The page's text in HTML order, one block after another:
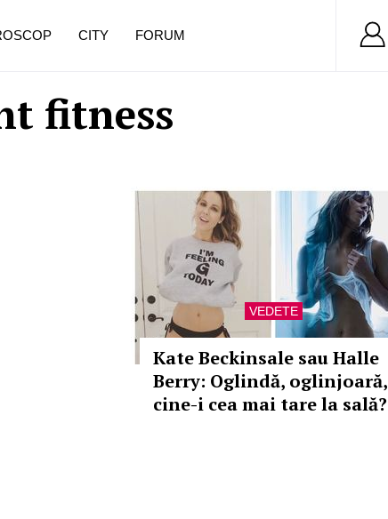
fitness
VEDETE
Kate Beckinsale sau Halle
Berry: Oglindă, oglinjoară,
cine-i cea mai tare la sală?
CITY FORUM
înaintezi în vârstă